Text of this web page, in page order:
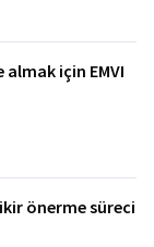
almak için EMVI
önerme süreci